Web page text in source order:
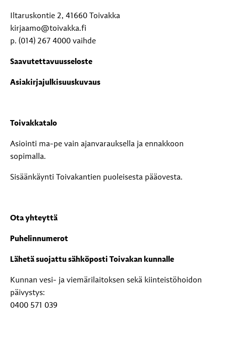
Iltaruskontie 2, 41660 Toivakka
kirjaamo@toivakka.fi
p. (014) 267 4000 vaihde
Saavutettavuusseloste
Asiakirjajulkisuuskuvaus
Toivakkatalo
Asiointi ma-pe vain ajanvarauksella ja ennakkoon
sopimalla.
Sisäänkäynti Toivakantien puoleisesta pääovesta.
Ota yhteyttä
Puhelinnumerot
Lähetä suojattu sähköposti Toivakan kunnalle
Kunnan vesi- ja viemärilaitoksen sekä kiinteistöhoidon
päivystys:
0400 571 039